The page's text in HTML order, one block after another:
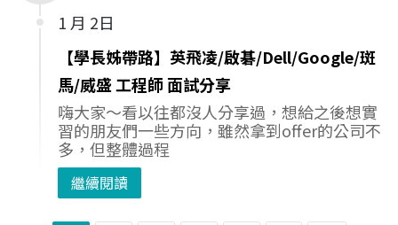
1 月 2日
【學長姊帶路】英飛凌/啟碁/Dell/Google/斑
馬/威盛 工程師 面試分享
嗨大家～看以往都沒人分享過，想給之後想實
習的朋友們一些方向，雖然拿到offer的公司不
多，但整體過程
繼續閱讀